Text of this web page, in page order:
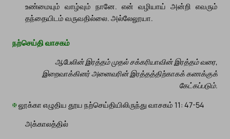
உண்மையும் வாழ்வும் நானே. என் வழியாய் அன்றி எவரும்
தந்தையிடம் வருவதில்லை. அல்லேலூயா.
நற்செய்தி வாசகம்
ஆபேலின் இரத்தம் முதல் சக்கரியாவின் இரத்தம் வரை,
இறைவாக்கினர் அனைவரின் இரத்தத்திற்காகக் கணக்குக்
கேட்கப்படும்.
✠ லூக்கா எழுதிய தூய நற்செய்தியிலிருந்து வாசகம் 11: 47-54
அக்காலத்தில்